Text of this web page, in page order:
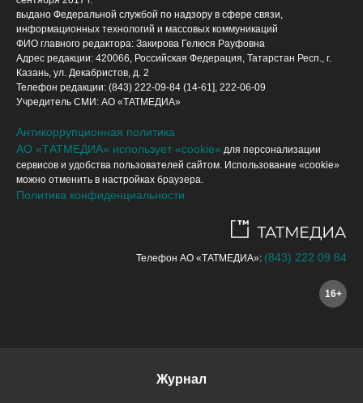
выдано Федеральной службой по надзору в сфере связи,
информационных технологий и массовых коммуникаций
ФИО главного редактора: Закирова Гелюся Рауфовна
Адрес редакции: 420066, Российская Федерация, Татарстан Респ., г.
Казань, ул. Декабристов, д. 2
Телефон редакции: (843) 222-09-84 (14-61], 222-06-09
Учредитель СМИ: АО «ТАТМЕДИА»
Антикоррупционная политика
АО «ТАТМЕДИА» использует «cookie» для персонализации
сервисов и удобства пользователей сайтом. Использование «cookie»
можно отменить в настройках браузера.
Политика конфиденциальности
Телефон АО «ТАТМЕДИА»: (843) 222 09 84
16+
Журнал